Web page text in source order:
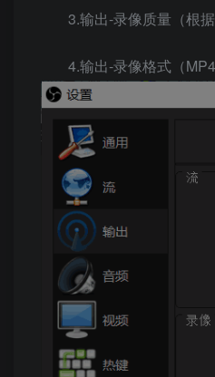
3.输出-录像质量（根
4.输出-录像格式（